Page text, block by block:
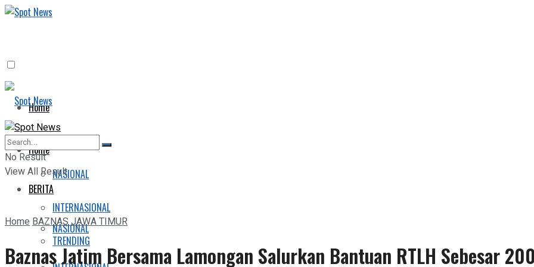
Home
BERITA
NASIONAL
INTERNASIONAL
TRENDING
Home
BERITA
NASIONAL
No Result
View All Result
HomeBAZNAS JAWA TIMUR
Baznas Jatim Bersama Lamongan Salurkan Bantuan RTLH Sebesar